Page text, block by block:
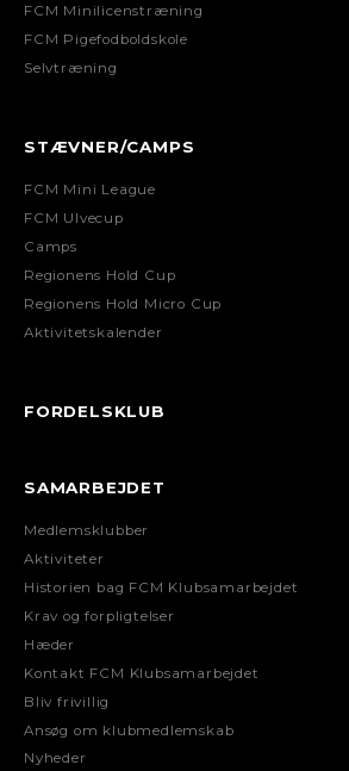
FCM Minilicenstræning
FCM Pigefodboldskole
Selvtræning
STÆVNER/CAMPS
FCM Mini League
FCM Ulvecup
Camps
Regionens Hold Cup
Regionens Hold Micro Cup
Aktivitetskalender
FORDELSKLUB
SAMARBEJDET
Medlemsklubber
Aktiviteter
Historien bag FCM Klubsamarbejdet
Krav og forpligtelser
Hæder
Kontakt FCM Klubsamarbejdet
Bliv frivillig
Ansøg om klubmedlemskab
Nyheder